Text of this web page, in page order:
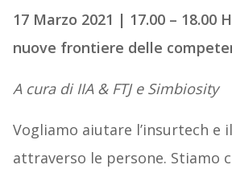
17 Marzo 2021 | 17.00 – 18.00
nuove frontiere delle
A cura di IIA & FTJ e Simbiosity
Vogliamo aiutare l’insurtech e
attraverso le persone. Stiamo